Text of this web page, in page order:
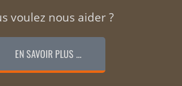
voulez nous aider ?
EN SAVOIR PLUS ...